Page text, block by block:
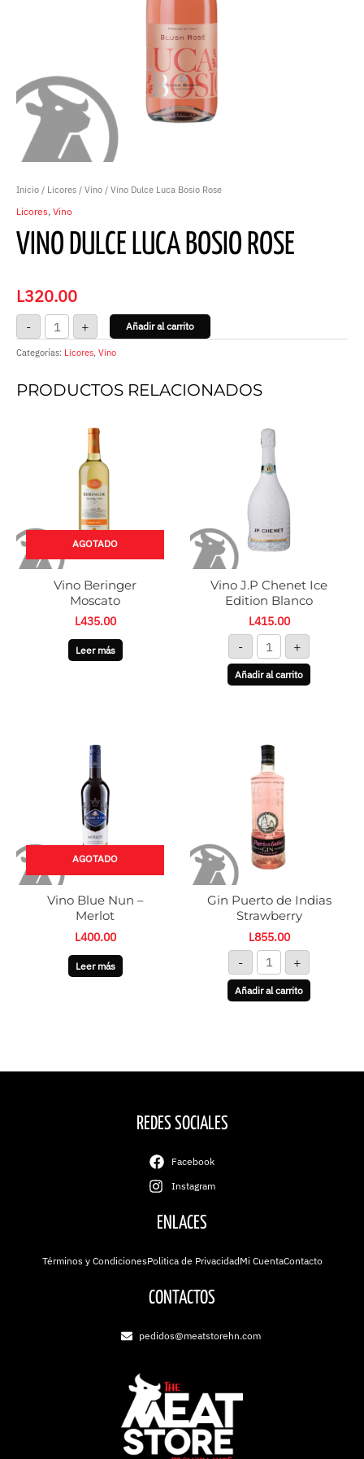
Inicio / Licores / Vino / Vino Dulce Luca Bosio Rose
Licores, Vino
VINO DULCE LUCA BOSIO ROSE
L320.00
- + Añadir al carrito
Categorías: Licores, Vino
PRODUCTOS RELACIONADOS
AGOTADO
Vino Beringer
Moscato
L435.00
Leer más
Vino J.P Chenet Ice
Edition Blanco
L415.00
-
Chenet
Ice
Blanco
cantidad
+
Añadir al carrito
AGOTADO
Vino Blue Nun –
Merlot
L400.00
Leer más
Gin Puerto de Indias
Strawberry
L855.00
-
de
Indias
Strawberry
cantidad
+
Añadir al carrito
CONTACTOS
pedidos@meatstorehn.com
ENLACES
Términos y CondicionesPolitica de PrivacidadMi CuentaContacto
REDES SOCIALES
Facebook
Instagram